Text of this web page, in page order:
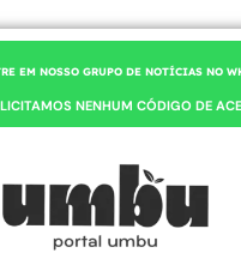
EM NOSSO GRUPO DE NOTÍCIAS NO
NENHUM CÓDIGO DE